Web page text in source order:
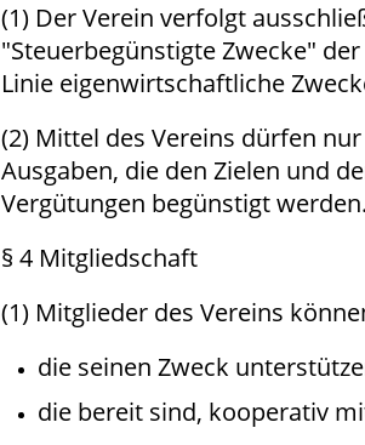
(1) Der Verein verfolgt
"Steuerbegünstigte Zwecke"
Linie eigenwirtschaftliche
(2) Mittel des Vereins dürfen
Ausgaben, die den Zielen und
Vergütungen begünstigt
§ 4 Mitgliedschaft
(1) Mitglieder des Vereins
die seinen Zweck
die bereit sind, kooperativ